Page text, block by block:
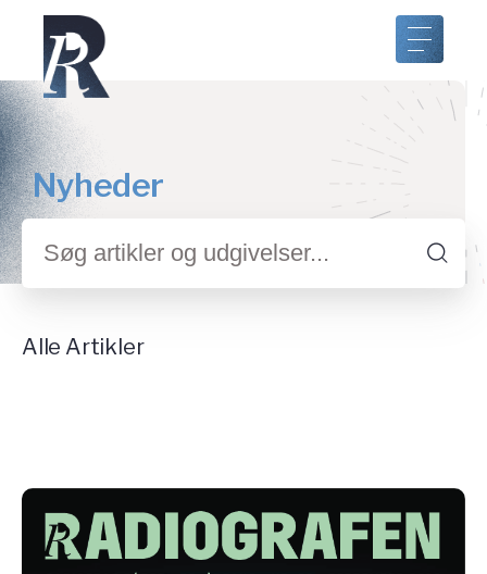
Nyheder
Søg
artikler
og
Alle Artikler